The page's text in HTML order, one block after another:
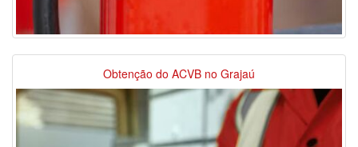
Obtenção do ACVB no Grajaú